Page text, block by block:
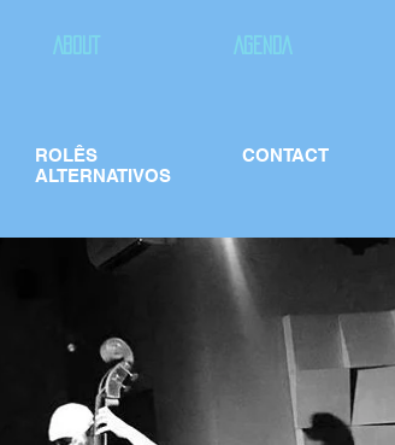
ABOUT AGENDA
ROLÊS
ALTERNATIVOS
CONTACT